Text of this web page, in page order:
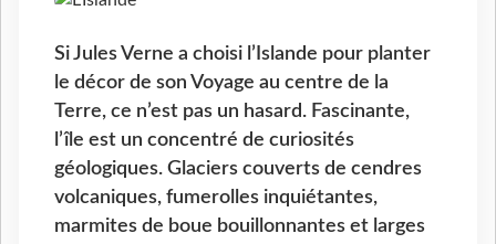
Si Jules Verne a choisi l’Islande pour planter
le décor de son Voyage au centre de la
Terre, ce n’est pas un hasard. Fascinante,
l’île est un concentré de curiosités
géologiques. Glaciers couverts de cendres
volcaniques, fumerolles inquiétantes,
marmites de boue bouillonnantes et larges